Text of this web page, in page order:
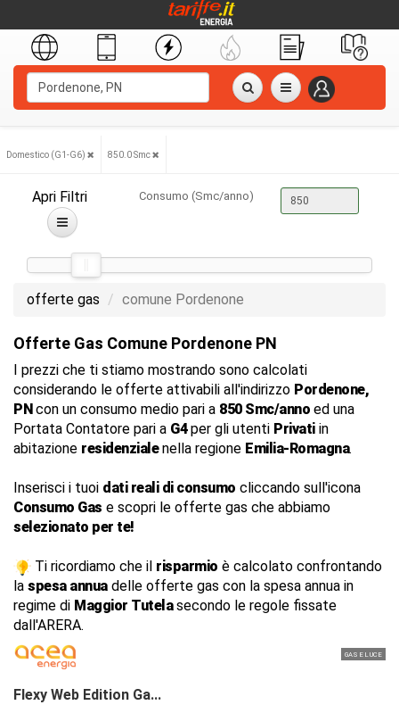
Domestico (G1-G6) 850.0 Smc
Apri Filtri Consumo (Smc/anno)
offerte gas comune Pordenone
Offerte Gas Comune Pordenone PN
I prezzi che ti stiamo mostrando sono calcolati
considerando le offerte attivabili all'indirizzo Pordenone,
PNcon un consumo medio pari a 850 Smc/anno ed una
Portata Contatore pari a G4per gli utenti Privatiin
abitazione residenzialenella regione Emilia-Romagna.
Inserisci i tuoi dati reali di consumo cliccando sull'icona
Consumo Gas e scopri le offerte gas che abbiamo
selezionato per te!
Ti ricordiamo che il risparmio è calcolato confrontando
la spesa annuadelle offerte gas con la spesa annua in
regime di Maggior Tutelasecondo le regole fissate
dall'ARERA.
GAS E LUCE
Flexy Web Edition Ga...